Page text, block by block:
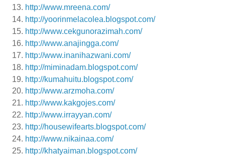
http://www.mreena.com/
http://yoorinmelacolea.blogspot.com/
http://www.cekgunorazimah.com/
http://www.anajingga.com/
http://www.inanihazwani.com/
http://miminadam.blogspot.com/
http://kumahuitu.blogspot.com/
http://www.arzmoha.com/
http://www.kakgojes.com/
http://www.irrayyan.com/
http://housewifearts.blogspot.com/
http://www.nikainaa.com/
http://khatyaiman.blogspot.com/